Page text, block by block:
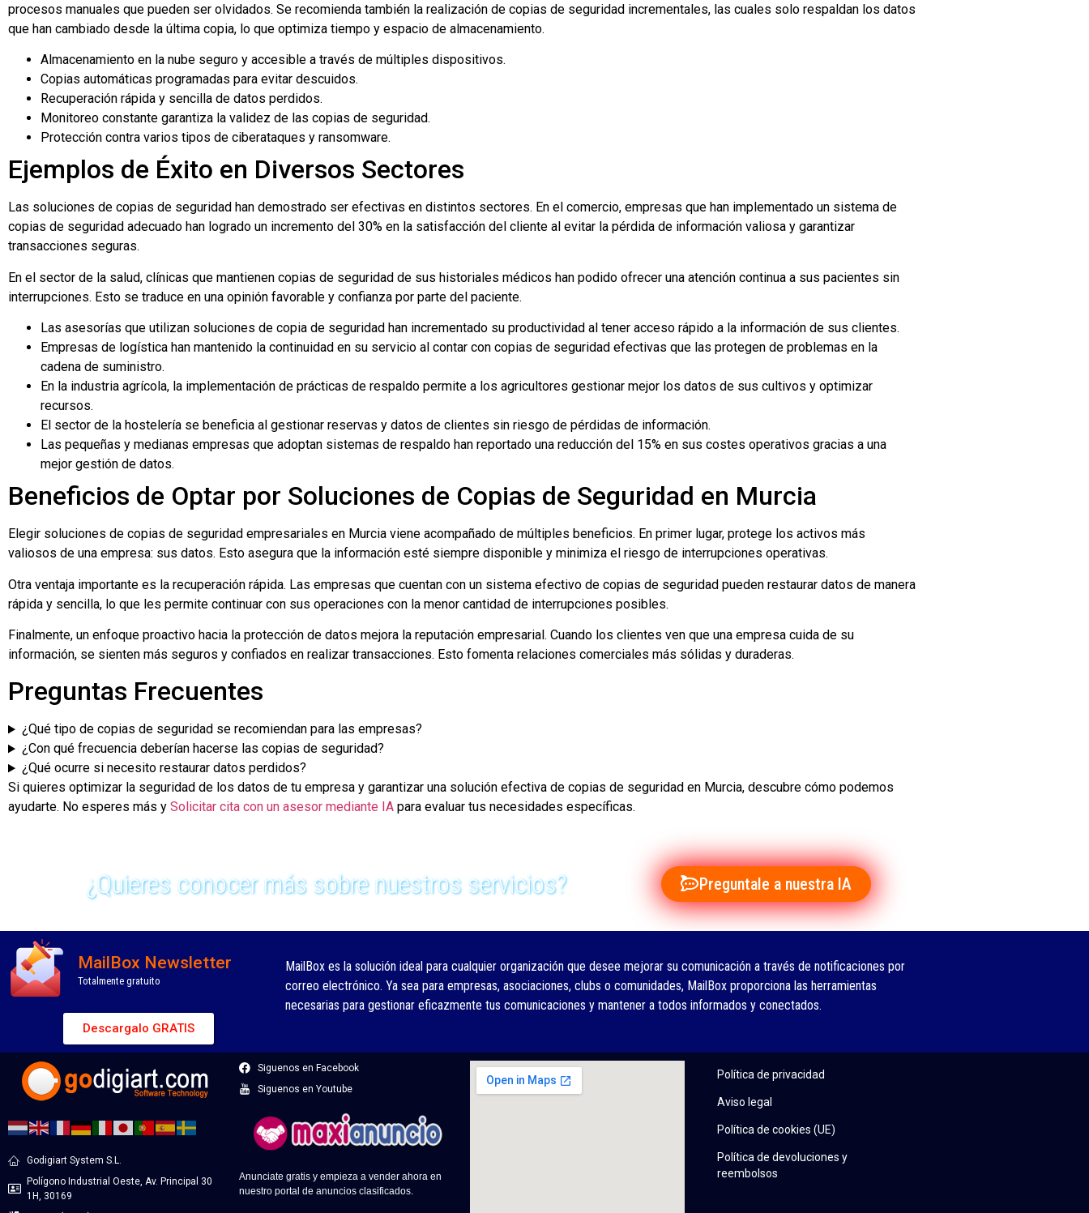
procesos manuales que pueden ser olvidados. Se recomienda también la realización de copias de seguridad incrementales, las cuales solo respaldan los datos
que han cambiado desde la última copia, lo que optimiza tiempo y espacio de almacenamiento.
Almacenamiento en la nube seguro y accesible a través de múltiples dispositivos.
Copias automáticas programadas para evitar descuidos.
Recuperación rápida y sencilla de datos perdidos.
Monitoreo constante garantiza la validez de las copias de seguridad.
Protección contra varios tipos de ciberataques y ransomware.
Ejemplos de Éxito en Diversos Sectores
Las soluciones de copias de seguridad han demostrado ser efectivas en distintos sectores. En el comercio, empresas que han implementado un sistema de
copias de seguridad adecuado han logrado un incremento del 30% en la satisfacción del cliente al evitar la pérdida de información valiosa y garantizar
transacciones seguras.
En el sector de la salud, clínicas que mantienen copias de seguridad de sus historiales médicos han podido ofrecer una atención continua a sus pacientes sin
interrupciones. Esto se traduce en una opinión favorable y confianza por parte del paciente.
Las asesorías que utilizan soluciones de copia de seguridad han incrementado su productividad al tener acceso rápido a la información de sus clientes.
Empresas de logística han mantenido la continuidad en su servicio al contar con copias de seguridad efectivas que las protegen de problemas en la
cadena de suministro.
En la industria agrícola, la implementación de prácticas de respaldo permite a los agricultores gestionar mejor los datos de sus cultivos y optimizar
recursos.
El sector de la hostelería se beneficia al gestionar reservas y datos de clientes sin riesgo de pérdidas de información.
Las pequeñas y medianas empresas que adoptan sistemas de respaldo han reportado una reducción del 15% en sus costes operativos gracias a una
mejor gestión de datos.
Beneficios de Optar por Soluciones de Copias de Seguridad en Murcia
Elegir soluciones de copias de seguridad empresariales en Murcia viene acompañado de múltiples beneficios. En primer lugar, protege los activos más
valiosos de una empresa: sus datos. Esto asegura que la información esté siempre disponible y minimiza el riesgo de interrupciones operativas.
Otra ventaja importante es la recuperación rápida. Las empresas que cuentan con un sistema efectivo de copias de seguridad pueden restaurar datos de manera
rápida y sencilla, lo que les permite continuar con sus operaciones con la menor cantidad de interrupciones posibles.
Finalmente, un enfoque proactivo hacia la protección de datos mejora la reputación empresarial. Cuando los clientes ven que una empresa cuida de su
información, se sienten más seguros y confiados en realizar transacciones. Esto fomenta relaciones comerciales más sólidas y duraderas.
Preguntas Frecuentes
¿Qué tipo de copias de seguridad se recomiendan para las empresas?
¿Con qué frecuencia deberían hacerse las copias de seguridad?
¿Qué ocurre si necesito restaurar datos perdidos?
Si quieres optimizar la seguridad de los datos de tu empresa y garantizar una solución efectiva de copias de seguridad en Murcia, descubre cómo podemos
ayudarte. No esperes más y Solicitar cita con un asesor mediante IA para evaluar tus necesidades específicas.
¿Quieres conocer más sobre nuestros servicios? Preguntale a nuestra IA
MailBox Newsletter
Totalmente gratuito
Descargalo GRATIS
MailBox es la solución ideal para cualquier organización que desee mejorar su comunicación a través de notificaciones por
correo electrónico. Ya sea para empresas, asociaciones, clubs o comunidades, MailBox proporciona las herramientas
necesarias para gestionar eficazmente tus comunicaciones y mantener a todos informados y conectados.
Godigiart System S.L.
Polígono Industrial Oeste, Av. Principal 30
1H, 30169
Siguenos en Facebook
Siguenos en Youtube
Anunciate gratis y empieza a vender ahora en
nuestro portal de anuncios clasificados.
Política de privacidad
Aviso legal
Política de cookies (UE)
Política de devoluciones y
reembolsos